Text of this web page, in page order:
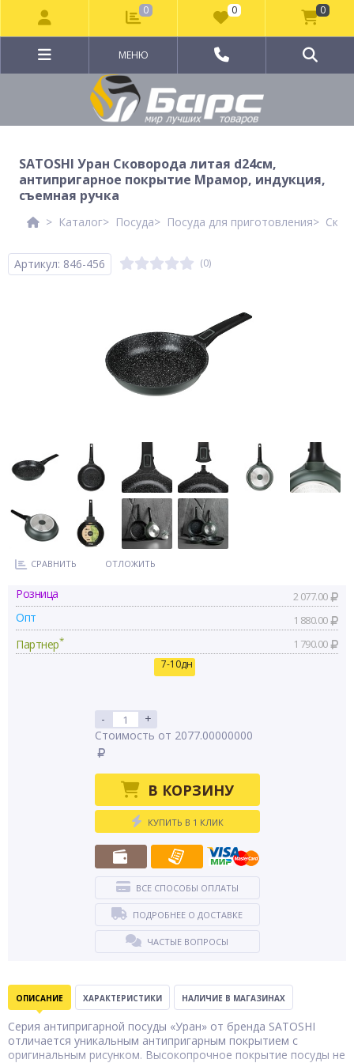
МЕНЮ
SATOSHI Уран Сковорода литая d24см,
антипригарное покрытие Мрамор, индукция,
съемная ручка
Каталог Посуда Посуда для приготовления
Артикул: 846-456 (0)
СРАВНИТЬ ОТЛОЖИТЬ
Розница 2 077.00
Опт 1 880.00
Партнер* 1 790.00
7-10дн
-
+
Стоимость от 2077.00000000
В КОРЗИНУ
КУПИТЬ В 1 КЛИК
ВСЕ СПОСОБЫ ОПЛАТЫ
ПОДРОБНЕЕ О ДОСТАВКЕ
ЧАСТЫЕ ВОПРОСЫ
ОПИСАНИЕ ХАРАКТЕРИСТИКИ НАЛИЧИЕ В МАГАЗИНАХ
Серия антипригарной посуды «Уран» от бренда SATOSHI
отличается уникальным антипригарным покрытием с
оригинальным рисунком. Высокопрочное покрытие посуды не
0 0 0